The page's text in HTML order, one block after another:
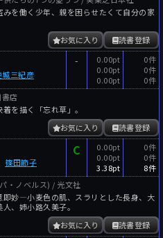
を働く少年、親を困らせたくて自分の家
読書登録
お気に入り
城三紀彦
-
0.00pt
0.00pt
0.00pt
0件
0件
0件
店
を描く「忘れ草」。
読書登録
お気に入り
篠田節子
C
0.00pt
0.00pt
3.38pt
0件
0件
8件
・ノベルス) / 光文社
即妙―小麦色の肌、スラリとした長身、大
、姉小路久美子。
読書登録
お気に入り